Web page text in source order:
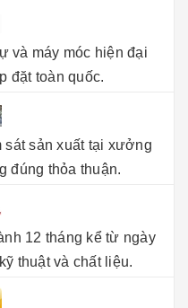
và máy móc hiện đại
đặt toàn quốc.
sát sản xuất tại xưởng
đúng thỏa thuận.
12 tháng kể từ ngày
thuật và chất liệu.